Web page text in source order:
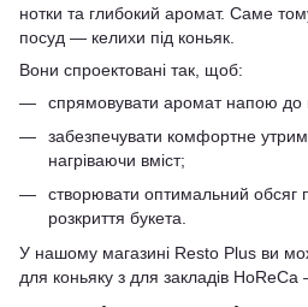
нотки та глибокий аромат. Саме
посуд — келихи під коньяк.
Вони спроектовані так, щоб:
спрямовувати аромат напою до
забезпечувати комфортне
нагріваючи вміст;
створювати оптимальний обсяг
розкриття букета.
У нашому магазині Resto Plus ви
для коньяку з для закладів HoReCa